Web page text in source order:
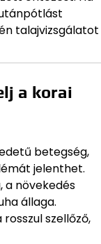
talajvizsgálatot
a korai
betegség,
jelenthet.
a növekedés
állaga.
szellőző,